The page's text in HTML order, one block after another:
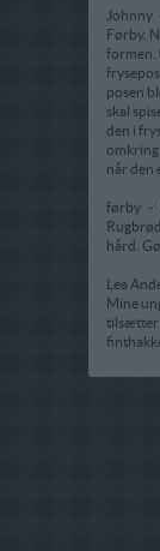
Johnny
Førby.
formen.
posen
skal
den i
omkring
når den
førby -
hård.
Lea
Mine
tilsætter